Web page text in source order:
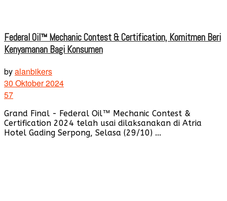
Federal Oil™ Mechanic Contest & Certification, Komitmen Beri
Kenyamanan Bagi Konsumen
byalanbikers
30 Oktober 2024
57
Grand Final - Federal Oil™ Mechanic Contest &
Certification 2024 telah usai dilaksanakan di Atria
Hotel Gading Serpong, Selasa (29/10) ...